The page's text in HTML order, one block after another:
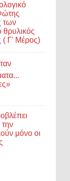
των
( Γ' Μέρος)
μόνο οι